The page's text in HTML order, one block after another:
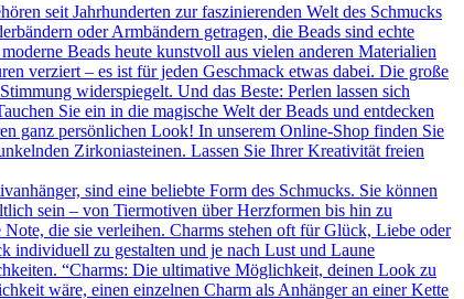
seit Jahrhunderten zur faszinierenden Welt des Schmucks
oder Armbändern getragen, die Beads sind echte
Beads heute kunstvoll aus vielen anderen Materialien
verziert – es ist für jeden Geschmack etwas dabei. Die große
widerspiegelt. Und das Beste: Perlen lassen sich
Sie ein in die magische Welt der Beads und entdecken
ganz persönlichen Look! In unserem Online-Shop finden Sie
Zirkoniasteinen. Lassen Sie Ihrer Kreativität freien
sind eine beliebte Form des Schmucks. Sie können
sein – von Tiermotiven über Herzformen bis hin zu
die sie verleihen. Charms stehen oft für Glück, Liebe oder
individuell zu gestalten und je nach Lust und Laune
“Charms: Die ultimative Möglichkeit, deinen Look zu
wäre, einen einzelnen Charm als Anhänger an einer Kette